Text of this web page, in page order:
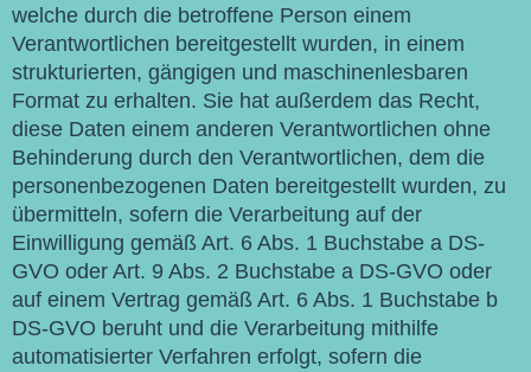
welche durch die betroffene Person einem
Verantwortlichen bereitgestellt wurden, in einem
strukturierten, gängigen und maschinenlesbaren
Format zu erhalten. Sie hat außerdem das Recht,
diese Daten einem anderen Verantwortlichen ohne
Behinderung durch den Verantwortlichen, dem die
personenbezogenen Daten bereitgestellt wurden, zu
übermitteln, sofern die Verarbeitung auf der
Einwilligung gemäß Art. 6 Abs. 1 Buchstabe a DS-
GVO oder Art. 9 Abs. 2 Buchstabe a DS-GVO oder
auf einem Vertrag gemäß Art. 6 Abs. 1 Buchstabe b
DS-GVO beruht und die Verarbeitung mithilfe
automatisierter Verfahren erfolgt, sofern die